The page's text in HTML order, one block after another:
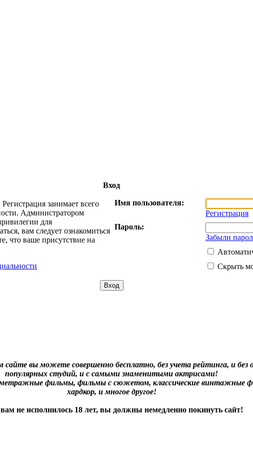
Вход
занимает всего
Администратором
для
вам следует ознакомиться
что ваше присутствие на
Имя пользователя:
Регистрация
Пароль:
Забыли
Скрыть
вы можете совершенно бесплатно, без учета рейтинга, и без
популярных студий, и с самыми знаменитыми актрисами!
фильмы, фильмы с сюжетом, классические винтажные
хардкор, и многое другое!
не исполнилось 18 лет, вы должны немедленно покинуть сайт!